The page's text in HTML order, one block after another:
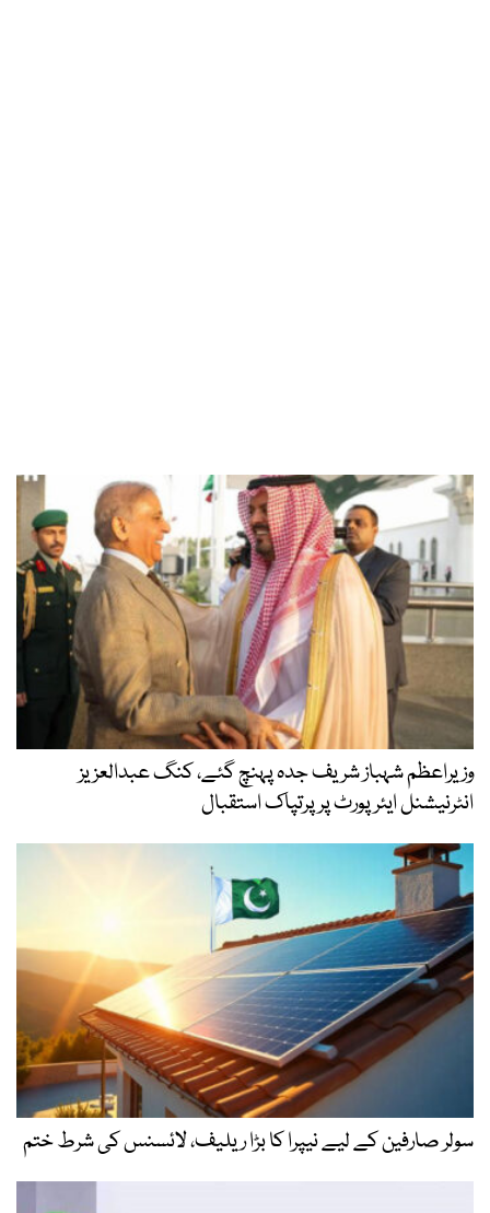
وزیراعظم شہباز شریف جدہ پہنچ گئے، کنگ عبدالعزیز
انٹرنیشنل ایئر پورٹ پر پرتپاک استقبال
سولر صارفین کے لیے نیپرا کا بڑا ریلیف، لائسنس کی شرط ختم